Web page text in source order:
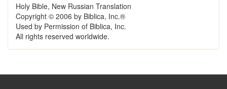
Holy Bible, New Russian Translation
Copyright © 2006 by Biblica, Inc.®
Used by Permission of Biblica, Inc.
All rights reserved worldwide.